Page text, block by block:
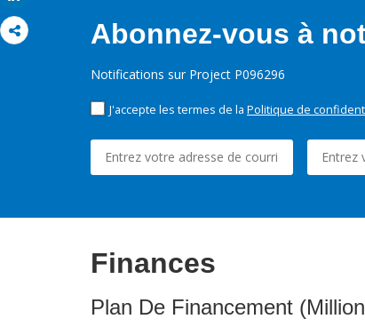
Abonnez-vous à
Notifications sur Project P096296
J'accepte les termes de la Politique de
Finances
Plan De Financement